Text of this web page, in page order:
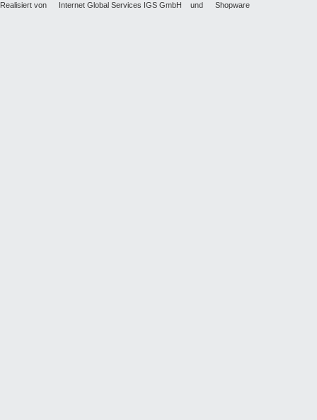
Realisiert von Internet Global Services IGS GmbH und Shopware